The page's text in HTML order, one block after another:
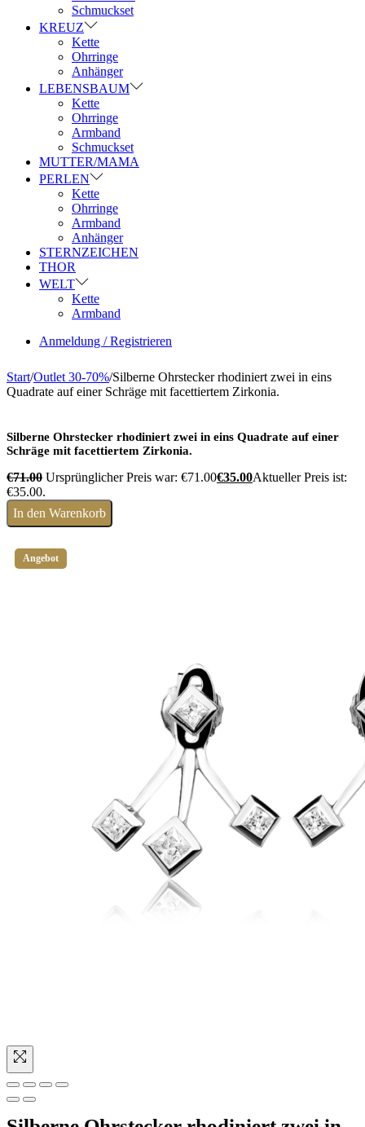
Schmuckset
KREUZ
Kette
Ohrringe
Anhänger
LEBENSBAUM
Kette
Ohrringe
Armband
Schmuckset
MUTTER/MAMA
PERLEN
Kette
Ohrringe
Armband
Anhänger
STERNZEICHEN
THOR
WELT
Kette
Armband
Anmeldung / Registrieren
Start/Outlet 30-70%/Silberne Ohrstecker rhodiniert zwei in eins
Quadrate auf einer Schräge mit facettiertem Zirkonia.
Silberne Ohrstecker rhodiniert zwei in eins Quadrate auf einer
Schräge mit facettiertem Zirkonia.
€71.00 Ursprünglicher Preis war: €71.00€35.00Aktueller Preis ist:
€35.00.
In den Warenkorb
Angebot